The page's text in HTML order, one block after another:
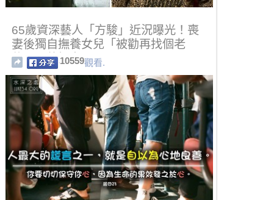
65歲資深藝人「方駿」近況曝光！喪
妻後獨自撫養女兒「被勸再找個老
伴」，他坦言...
10559觀看.